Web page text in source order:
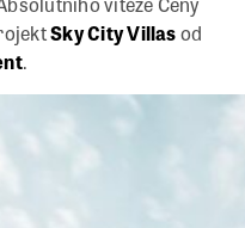
Sky City Villasod
.